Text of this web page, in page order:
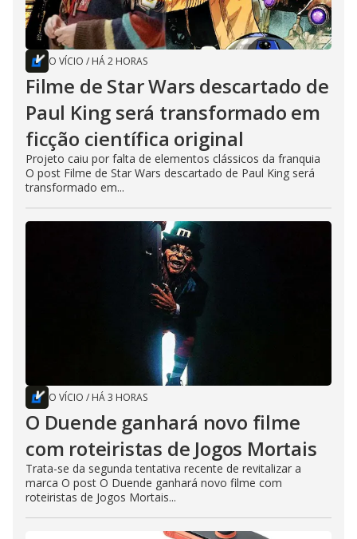
O VÍCIO / HÁ 2 HORAS
Filme de Star Wars descartado de
Paul King será transformado em
ficção científica original
Projeto caiu por falta de elementos clássicos da franquia
O post Filme de Star Wars descartado de Paul King será
transformado em...
O VÍCIO / HÁ 3 HORAS
O Duende ganhará novo filme
com roteiristas de Jogos Mortais
Trata-se da segunda tentativa recente de revitalizar a
marca O post O Duende ganhará novo filme com
roteiristas de Jogos Mortais...